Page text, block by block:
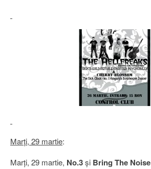
Marţi, 29 martie:
Marţi, 29 martie, No.3şi Bring The Noise